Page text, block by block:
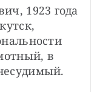
1923 года
в